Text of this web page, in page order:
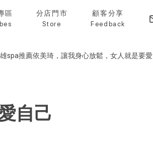
區 分店門市
Store
顧客分享
Feedback
spa推薦依美琦，讓我身心放鬆，女人就是要
自己